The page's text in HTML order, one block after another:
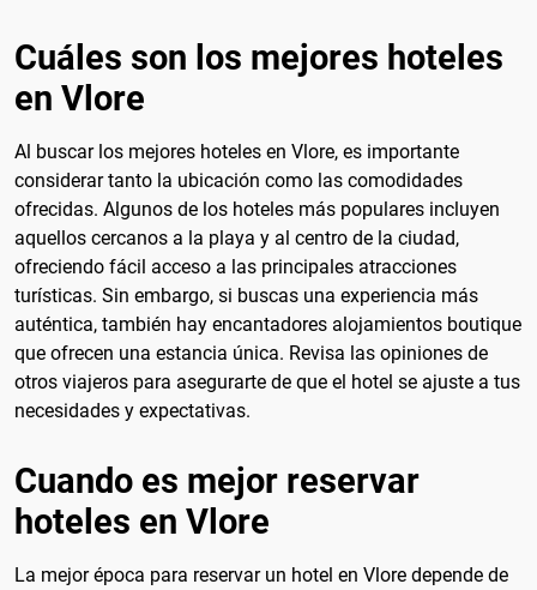
Cuáles son los mejores hoteles
en Vlore
Al buscar los mejores hoteles en Vlore, es importante
considerar tanto la ubicación como las comodidades
ofrecidas. Algunos de los hoteles más populares incluyen
aquellos cercanos a la playa y al centro de la ciudad,
ofreciendo fácil acceso a las principales atracciones
turísticas. Sin embargo, si buscas una experiencia más
auténtica, también hay encantadores alojamientos boutique
que ofrecen una estancia única. Revisa las opiniones de
otros viajeros para asegurarte de que el hotel se ajuste a tus
necesidades y expectativas.
Cuando es mejor reservar
hoteles en Vlore
La mejor época para reservar un hotel en Vlore depende de